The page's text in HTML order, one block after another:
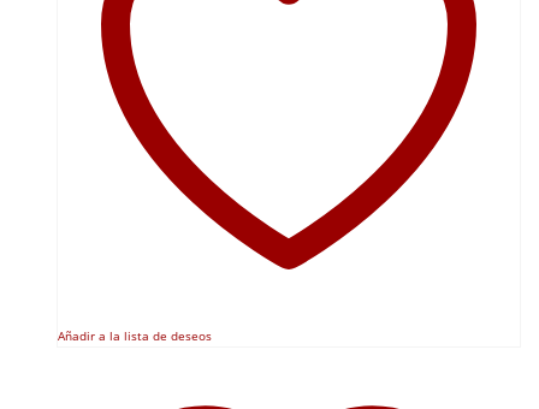
Añadir a la lista de deseos